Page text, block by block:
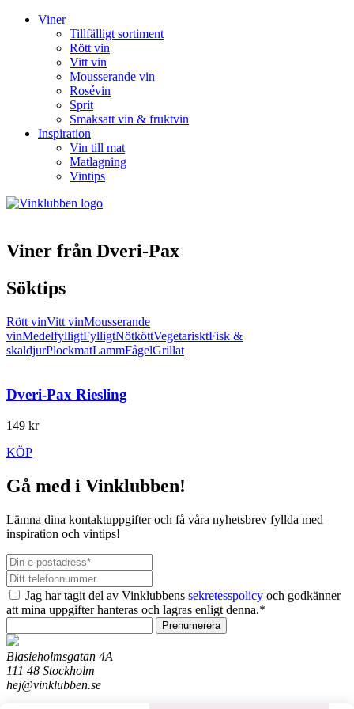
Viner
Tillfälligt sortiment
Rött vin
Vitt vin
Mousserande vin
Rosévin
Sprit
Smaksatt vin & fruktvin
Inspiration
Vin till mat
Matlagning
Vintips
Viner från Dveri-Pax
Söktips
Rött vinVitt vinMousserande
vinMedelfylligtFylligtNötköttVegetarisktFisk &
skaldjurPlockmatLammFågelGrillat
Dveri-Pax Riesling
149 kr
KÖP
Gå med i Vinklubben!
Lämna dina kontaktuppgifter och få våra nyhetsbrev fyllda med
inspiration och vintips!
Jag har tagit del av Vinklubbens sekretesspolicy och godkänner
att mina uppgifter hanteras och lagras enligt denna.*
Prenumerera
Blasieholmsgatan 4A
111 48 Stockholm
hej@vinklubben.se